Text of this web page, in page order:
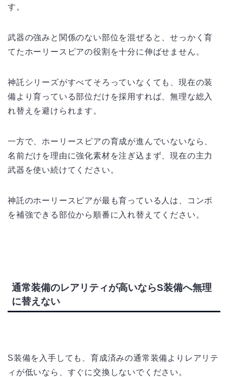
す。
武器の強みと関係のない部位を混ぜると、せっかく育
てたホーリースピアの役割を十分に伸ばせません。
神託シリーズがすべてそろっていなくても、現在の装
備より育っている部位だけを採用すれば、無理な総入
れ替えを避けられます。
一方で、ホーリースピアの育成が進んでいないなら、
名前だけを理由に強化素材を注ぎ込まず、現在の主力
武器を使い続けてください。
神託のホーリースピアが最も育っている人は、コンボ
を補強できる部位から順番に入れ替えてください。
通常装備のレアリティが高いならS装備へ無理
に替えない
S装備を入手しても、育成済みの通常装備よりレアリテ
ィが低いなら、すぐに交換しないでください。